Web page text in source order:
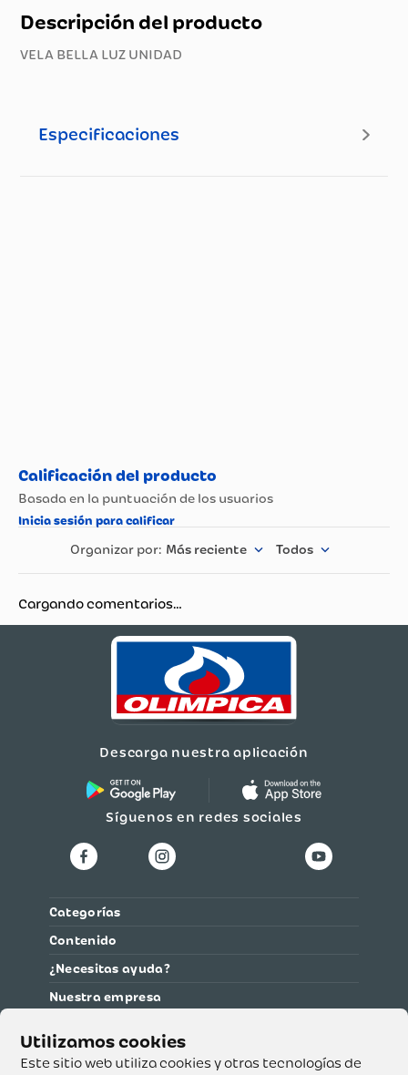
Este sitio web utiliza cookies y otras tecnologías de
Descripción del producto
VELA BELLA LUZ UNIDAD
Especificaciones
Más reciente Todos
Cargando comentarios…
Descarga nuestra aplicación
Síguenos en redes sociales
Categorías
Contenido
¿Necesitas ayuda?
Nuestra empresa